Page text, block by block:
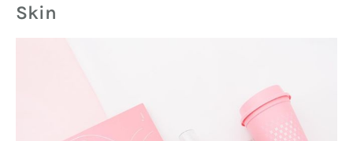
Skin